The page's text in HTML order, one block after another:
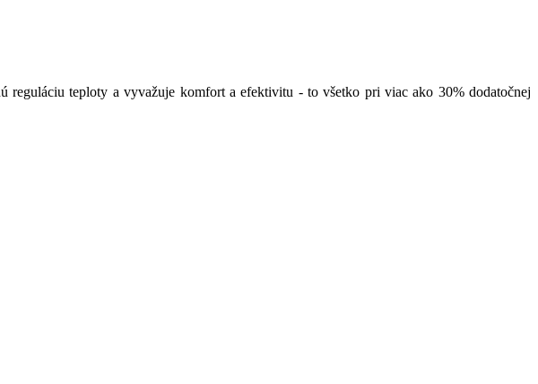
teploty a vyvažuje komfort a efektivitu - to všetko pri viac ako 30% dodatočnej